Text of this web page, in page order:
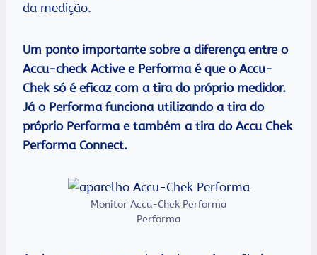
da medição.
Um ponto importante sobre a diferença entre o
Accu-check Active e Performa é que o Accu-
Chek só é eficaz com a tira do próprio medidor.
Já o Performa funciona utilizando a tira do
próprio Performa e também a tira do Accu Chek
Performa Connect.
Monitor Accu-Chek Performa
Performa